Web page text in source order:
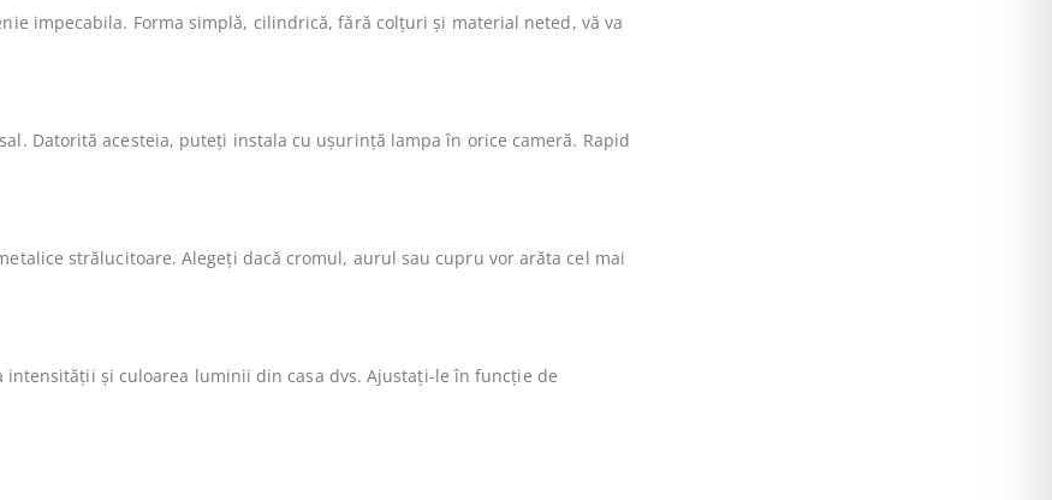
impecabila. Forma simplă, cilindrică, fără colțuri și material neted, vă va
Datorită acesteia, puteți instala cu ușurință lampa în orice cameră. Rapid
strălucitoare. Alegeți dacă cromul, aurul sau cupru vor arăta cel mai
și culoarea luminii din casa dvs. Ajustați-le în funcție de